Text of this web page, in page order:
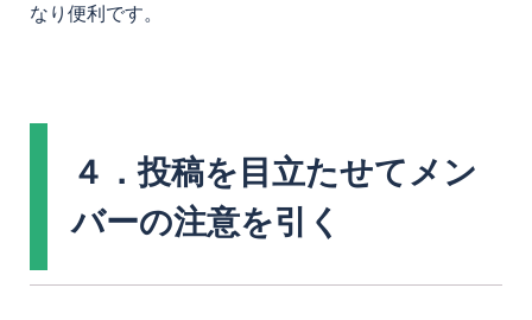
なり便利です。
４．投稿を目立たせてメン
バーの注意を引く